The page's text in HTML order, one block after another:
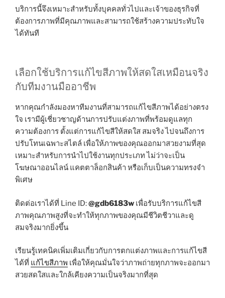
บริการนี้จึงเหมาะสำหรับทั้งบุคคลทั่วไปและเจ้าของธุรกิจที่
ต้องการภาพที่มีคุณภาพและสามารถใช้สร้างความประทับใจ
ได้ทันที
เลือกใช้บริการแก้ไขสีภาพให้สดใสเหมือนจริง
กับทีมงานมืออาชีพ
หากคุณกำลังมองหาทีมงานที่สามารถแก้ไขสีภาพได้อย่างตรง
ใจ เรามีผู้เชี่ยวชาญด้านการปรับแต่งภาพที่พร้อมดูแลทุก
ความต้องการ ตั้งแต่การแก้ไขสีให้สดใส สมจริง ไปจนถึงการ
ปรับโทนเฉพาะสไตล์ เพื่อให้ภาพของคุณออกมาสวยงามที่สุด
เหมาะสำหรับการนำไปใช้งานทุกประเภท ไม่ว่าจะเป็น
โฆษณาออนไลน์ แคตตาล็อกสินค้า หรือเก็บเป็นความทรงจำ
พิเศษ
ติดต่อเราได้ที่ Line ID:@gdb6183w เพื่อรับบริการแก้ไขสี
ภาพคุณภาพสูงที่จะทำให้ทุกภาพของคุณมีชีวิตชีวาและดู
สมจริงมากยิ่งขึ้น
เรียนรู้เทคนิคเพิ่มเติมเกี่ยวกับการตกแต่งภาพและการแก้ไขสี
ได้ที่ แก้ไขสีภาพ เพื่อให้คุณมั่นใจว่าภาพถ่ายทุกภาพจะออกมา
สวยสดใสและใกล้เคียงความเป็นจริงมากที่สุด